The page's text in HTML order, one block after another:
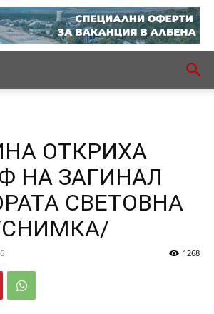
ОТКРИХА
НА ЗАГИНАЛ
СВЕТОВНА
1268